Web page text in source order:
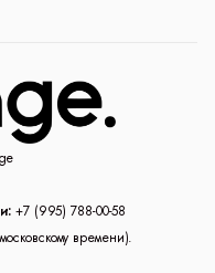
+7 (995) 788-00-58
времени).